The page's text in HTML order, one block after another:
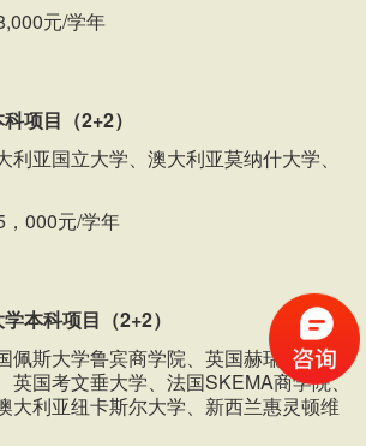
元/学年
项目（2+2）
利亚国立大学、澳大利亚莫纳什大学、
000元/学年
本科项目（2+2）
佩斯大学鲁宾商学院、英国赫瑞·瓦特大
英国考文垂大学、法国SKEMA商学院、
大利亚纽卡斯尔大学、新西兰惠灵顿维